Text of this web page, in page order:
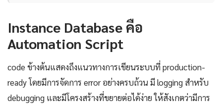
Instance Database คือ
Automation Script
code ข้างต้นแสดงถึงแนวทางการเขียนระบบที่ production-
ready โดยมีการจัดการ error อย่างครบถ้วน มี logging สำหรับ
debugging และมีโครงสร้างที่ขยายต่อได้ง่าย ให้สังเกตว่ามีการ